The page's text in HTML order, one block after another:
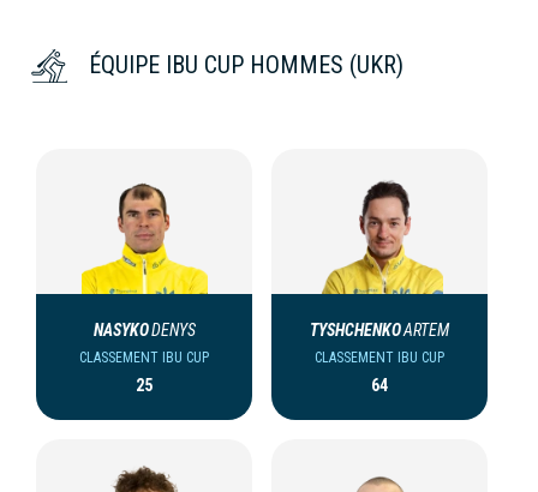
ÉQUIPE IBU CUP HOMMES (UKR)
NASYKODENYS
CLASSEMENT IBU CUP
25
TYSHCHENKOARTEM
CLASSEMENT IBU CUP
64